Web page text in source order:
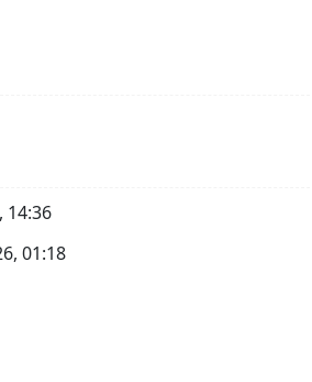
14:36
01:18